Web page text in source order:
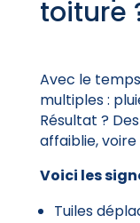
toiture
Avec le
multiples :
Résultat ?
affaiblie,
Voici les
Tuiles